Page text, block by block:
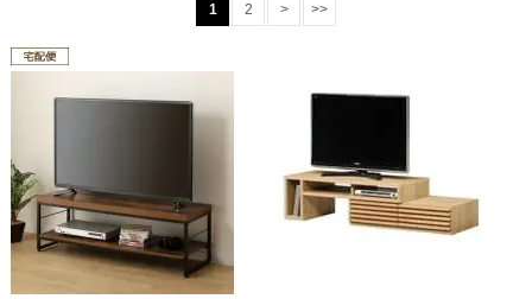
1 2 > >>